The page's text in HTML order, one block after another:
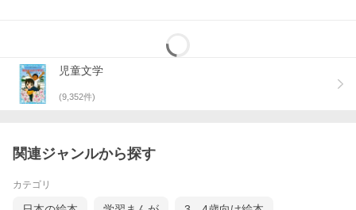
児童文学
(9,352件)
関連ジャンルから探す
カテゴリ